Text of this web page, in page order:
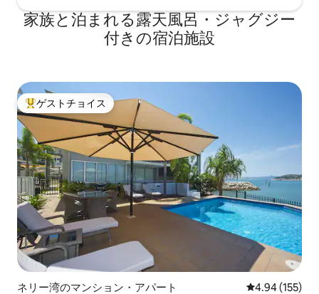
家族と泊まれる露天風呂・ジャグジー
付きの宿泊施設
大好評のゲストチョイスです。
ゲストチョイス
ネリー湾のマンション・アパート レビュー155
4.94 (155)